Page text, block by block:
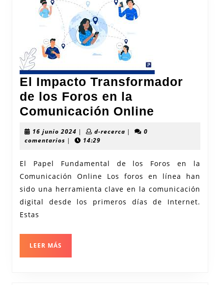
El Impacto Transformador
de los Foros en la
Comunicación Online
los
Foros
en
16 junio 2024 16
junio
| d-recercad-|
0
comentarios | 14:29
El Papel Fundamental de los Foros en la
Comunicación Online Los foros en línea han
sido una herramienta clave en la comunicación
digital desde los primeros días de Internet.
Estas
LEER MÁS